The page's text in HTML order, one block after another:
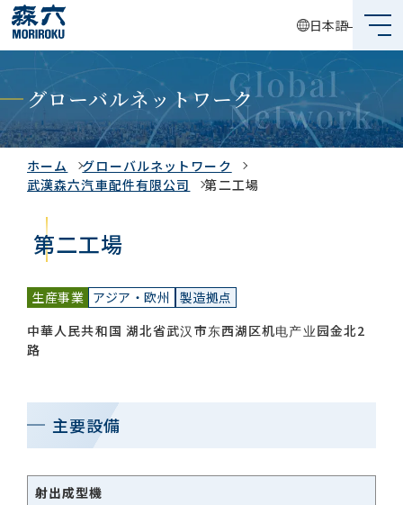
日本語
森六って何？
企業情報
事業内容
投資家情報
採用情報
グローバルネットワーク
ホーム
グローバルネットワーク
武漢森六汽車配件有限公司
第二工場
第二工場
生産事業 アジア・欧州
製造拠点
中華人民共和国 湖北省武汉市东西湖区机电产业园金北2
路
主要設備
射出成型機